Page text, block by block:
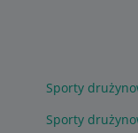
Sporty
Sporty